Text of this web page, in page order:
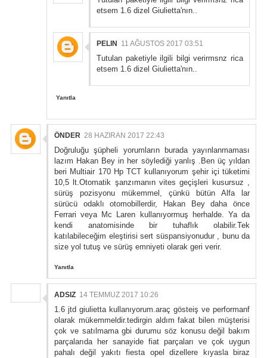
etsem 1.6 dizel Giulietta'nın..
PELIN 11 AĞUSTOS 2017 03:51
Tutulan paketiyle ilgili bilgi verirmsnz rica
etsem 1.6 dizel Giulietta'nın..
Yanıtla
ÖNDER 28 HAZIRAN 2017 22:43
Doğruluğu şüpheli yorumların burada yayınlanmaması
lazım Hakan Bey in her söylediği yanlış .Ben üç yıldan
beri Multiair 170 Hp TCT kullanıyorum şehir içi tüketimi
10,5 lt.Otomatik şanzımanın vites geçişleri kusursuz ,
sürüş pozisyonu mükemmel, çünkü bütün Alfa lar
sürücü odaklı otomobillerdir, Hakan Bey daha önce
Ferrari veya Mc Laren kullanıyormuş herhalde. Ya da
kendi anatomisinde bir tuhaflık olabilir.Tek
katılabileceğim eleştirisi sert süspansiyonudur , bunu da
size yol tutuş ve sürüş emniyeti olarak geri verir.
Yanıtla
ADSIZ 14 TEMMUZ 2017 10:26
1.6 jtd giulietta kullanıyorum.araç gösteiş ve performanf
olarak mükemmeldir.tedirgin aldım fakat bilen müşterisi
çok ve satılmama gbi durumu söz konusu değil bakım
parçalarıda her sanayide fiat parçaları ve çok uygun
pahalı değil yakıtı fiesta opel dizellere kıyasla biraz